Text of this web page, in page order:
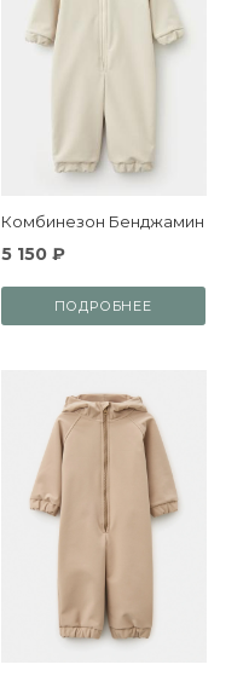
Комбинезон Бенджамин
5 150 ₽
ПОДРОБНЕЕ